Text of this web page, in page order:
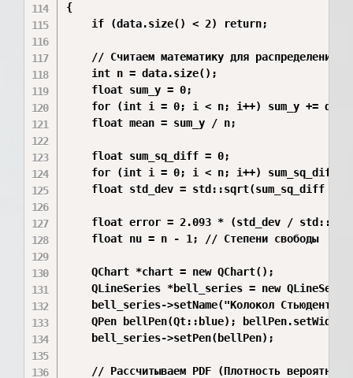
{
    if (data.size() < 2) return;
    // Считаем математику для распределения
    int n = data.size();
    float sum_y = 0;
for (int i = 0; i < n; i++) sum_y +=
    float mean = sum_y / n;
    float sum_sq_diff = 0;
for (int i = 0; i < n; i++) sum_sq_diff
float std_dev = std::sqrt(sum_sq_diff /
float error = 2.093 * (std_dev /
    float nu = n - 1; // Степени свободы
    QChart *chart = new QChart();
QLineSeries *bell_series = new
bell_series->setName("Колокол
QPen bellPen(Qt::blue);
    bell_series->setPen(bellPen);
// Рассчитываем PDF (Плотность